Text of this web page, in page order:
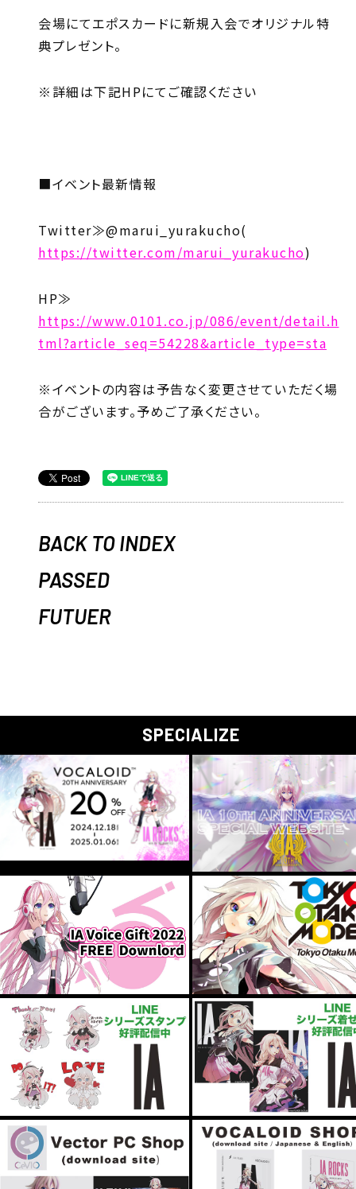
会場にてエポスカードに新規入会でオリジナル特
典プレゼント。
※詳細は下記HPにてご確認ください
■イベント最新情報
Twitter≫@marui_yurakucho(
https://twitter.com/marui_yurakucho)
HP≫
https://www.0101.co.jp/086/event/detail.h
tml?article_seq=54228&article_type=sta
※イベントの内容は予告なく変更させていただく場
合がございます。予めご了承ください。
BACK TO INDEX
PASSED
FUTUER
SPECIALIZE